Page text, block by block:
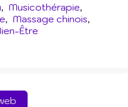
Musicothérapie
Massage chinois
Être